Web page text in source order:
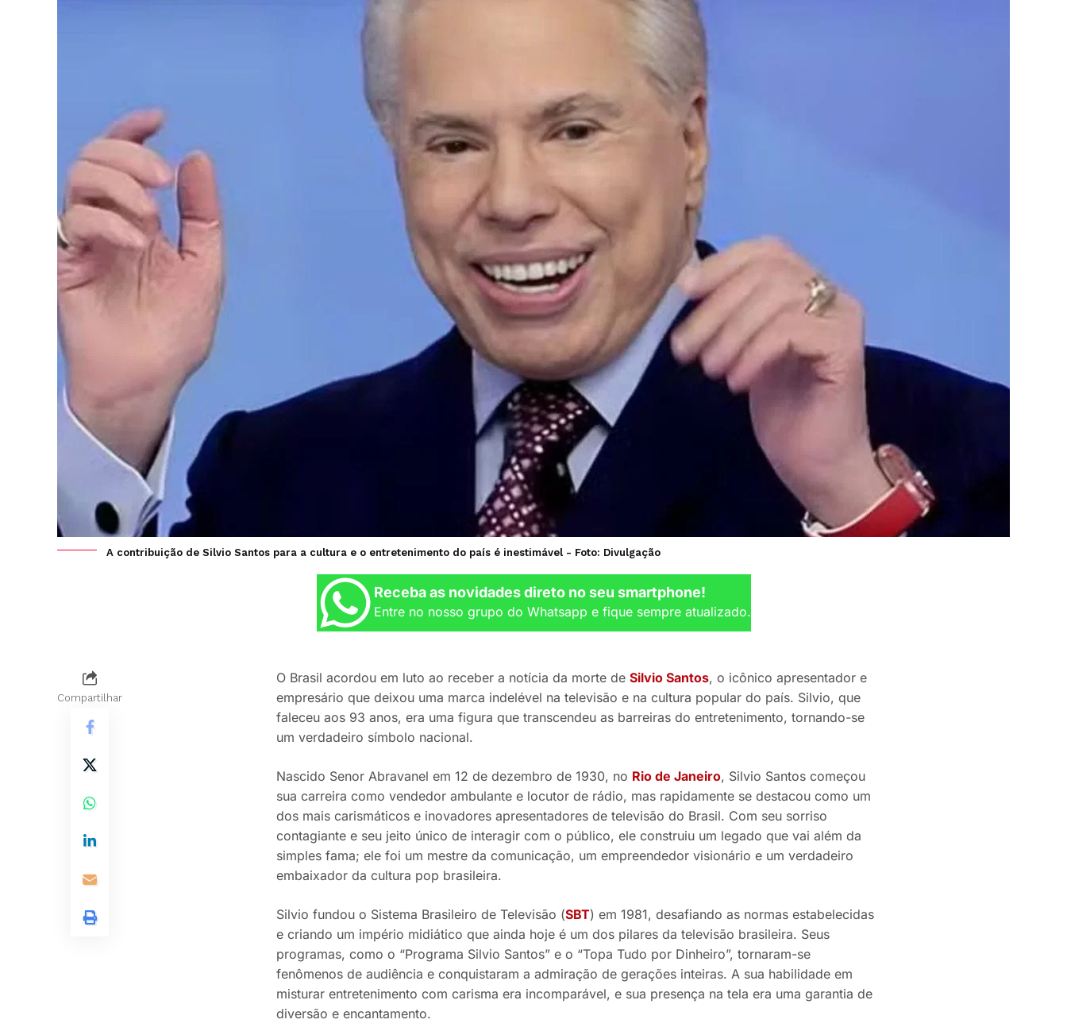
A contribuição de Silvio Santos para a cultura e o entretenimento do país é inestimável - Foto: Divulgação
Receba as novidades direto no seu smartphone!
Entre no nosso grupo do Whatsapp e fique sempre atualizado.
Compartilhar
O Brasil acordou em luto ao receber a notícia da morte de Silvio Santos, o icônico apresentador e
empresário que deixou uma marca indelével na televisão e na cultura popular do país. Silvio, que
faleceu aos 93 anos, era uma figura que transcendeu as barreiras do entretenimento, tornando-se
um verdadeiro símbolo nacional.
Nascido Senor Abravanel em 12 de dezembro de 1930, no Rio de Janeiro, Silvio Santos começou
sua carreira como vendedor ambulante e locutor de rádio, mas rapidamente se destacou como um
dos mais carismáticos e inovadores apresentadores de televisão do Brasil. Com seu sorriso
contagiante e seu jeito único de interagir com o público, ele construiu um legado que vai além da
simples fama; ele foi um mestre da comunicação, um empreendedor visionário e um verdadeiro
embaixador da cultura pop brasileira.
Silvio fundou o Sistema Brasileiro de Televisão (SBT) em 1981, desafiando as normas estabelecidas
e criando um império midiático que ainda hoje é um dos pilares da televisão brasileira. Seus
programas, como o “Programa Silvio Santos” e o “Topa Tudo por Dinheiro”, tornaram-se
fenômenos de audiência e conquistaram a admiração de gerações inteiras. A sua habilidade em
misturar entretenimento com carisma era incomparável, e sua presença na tela era uma garantia de
diversão e encantamento.